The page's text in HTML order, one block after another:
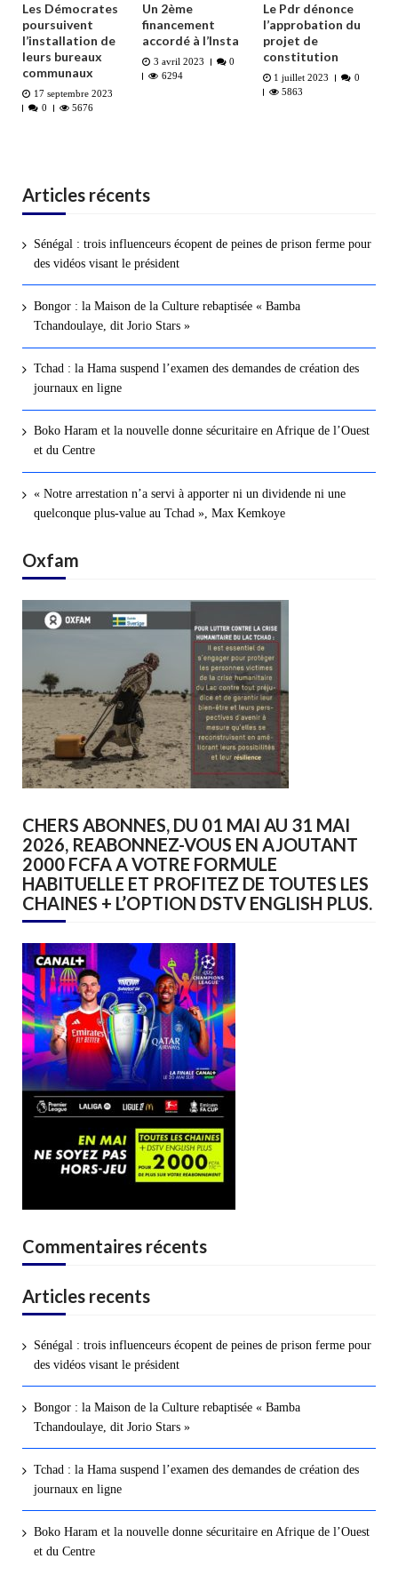
Les Démocrates
poursuivent
l’installation de
leurs bureaux
communaux
17 septembre 2023
0
5676
Un 2ème
financement
accordé à l’Insta
3 avril 2023
0
6294
Le Pdr dénonce
l’approbation du
projet de
constitution
1 juillet 2023
0
5863
Articles récents
Sénégal : trois influenceurs écopent de peines de prison ferme pour
des vidéos visant le président
Bongor : la Maison de la Culture rebaptisée « Bamba
Tchandoulaye, dit Jorio Stars »
Tchad : la Hama suspend l’examen des demandes de création des
journaux en ligne
Boko Haram et la nouvelle donne sécuritaire en Afrique de l’Ouest
et du Centre
« Notre arrestation n’a servi à apporter ni un dividende ni une
quelconque plus-value au Tchad », Max Kemkoye
Oxfam
CHERS ABONNES, DU 01 MAI AU 31 MAI
2026, REABONNEZ-VOUS EN AJOUTANT
2000 FCFA A VOTRE FORMULE
HABITUELLE ET PROFITEZ DE TOUTES LES
CHAINES + L’OPTION DSTV ENGLISH PLUS.
Commentaires récents
Articles recents
Sénégal : trois influenceurs écopent de peines de prison ferme pour
des vidéos visant le président
Bongor : la Maison de la Culture rebaptisée « Bamba
Tchandoulaye, dit Jorio Stars »
Tchad : la Hama suspend l’examen des demandes de création des
journaux en ligne
Boko Haram et la nouvelle donne sécuritaire en Afrique de l’Ouest
et du Centre